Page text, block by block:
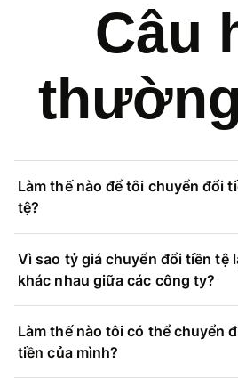
Câu
Làm thế nào để tôi chuyển đổi
tệ?
Vì sao tỷ giá chuyển đổi tiền tệ
khác nhau giữa các công ty?
Làm thế nào tôi có thể chuyển
tiền của mình?